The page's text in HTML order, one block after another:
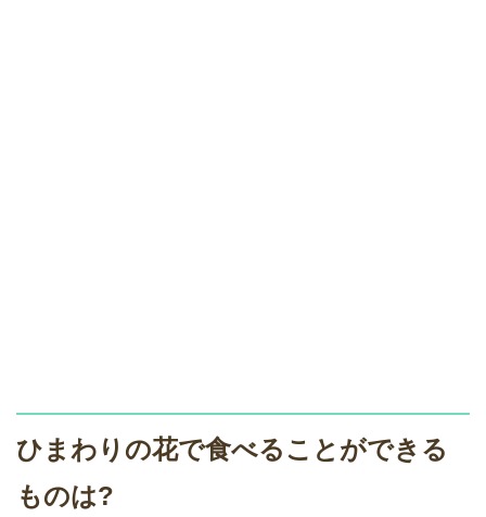
ひまわりの花で食べることができる
ものは?